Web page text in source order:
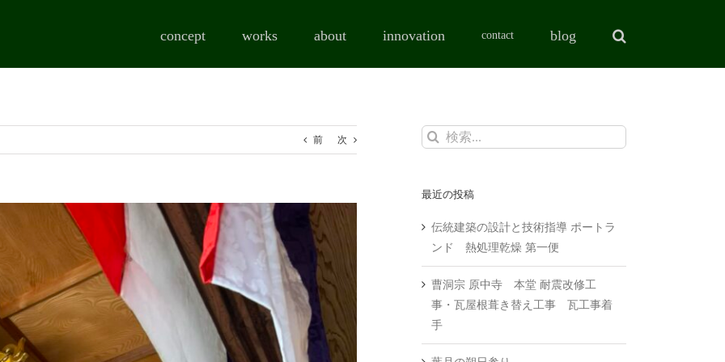
concept works about innovation contact blog
前 次
検
最近の投稿
伝統建築の設計と技術指導 ポートラ
ンド 熱処理乾燥 第一便
曹洞宗 原中寺 本堂 耐震改修工
事・瓦屋根葺き替え工事 瓦工事着
手